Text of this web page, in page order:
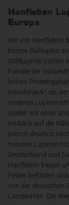
Hanfleben
Europa
Wir von Hanfleben
bittere Süßlupine
Süßlupinen zählen
Familie der
hohen
Geschmack“ ab,
anderen
stellen wir unter
Hinblick auf die
jedoch deutlich
müssen Lupinen
Deutschland und
Hanfleben bauen
Felder befinden
von der deutschen
Landwirten. Die